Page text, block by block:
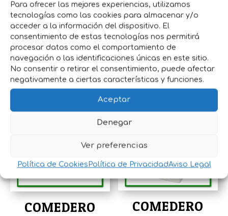
Para ofrecer las mejores experiencias, utilizamos
tecnologías como las cookies para almacenar y/o
acceder a la información del dispositivo. El
consentimiento de estas tecnologías nos permitirá
procesar datos como el comportamiento de
navegación o las identificaciones únicas en este sitio.
No consentir o retirar el consentimiento, puede afectar
negativamente a ciertas características y funciones.
Aceptar
Denegar
Ver preferencias
Política de Cookies Política de PrivacidadAviso Legal
los barrotes.Al estar cerrado evita que los
animales tiren la comida por el suelo.Puede
limpiarse y desinfectarse con
regularidad.Especial para jaulas de
concurso.
Productos relacionados
COMEDERO
COMEDERO